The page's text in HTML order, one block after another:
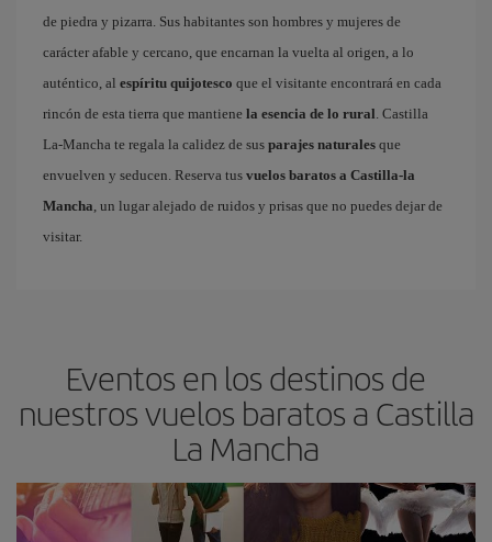
de piedra y pizarra. Sus habitantes son hombres y mujeres de
carácter afable y cercano, que encarnan la vuelta al origen, a lo
auténtico, al espíritu quijotesco que el visitante encontrará en cada
rincón de esta tierra que mantiene la esencia de lo rural . Castilla
La-Mancha te regala la calidez de sus parajes naturales que
envuelven y seducen. Reserva tus vuelos baratos a Castilla-la
Mancha , un lugar alejado de ruidos y prisas que no puedes dejar de
visitar.
Eventos en los destinos de
nuestros vuelos baratos a Castilla
La Mancha